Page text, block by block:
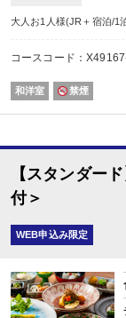
大浴場・露天風呂・貸
美人の湯とされるメ
【無料送迎付き】
JRや高速バスでご到
※JR由布院駅到着後に
【注意事項】
添い寝幼児（食事・
大人お1人様(JR＋宿泊/1
コースコード：
和洋室 禁煙
【スタンダー
付＞
WEB申込み限定